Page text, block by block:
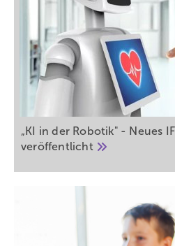
„KI in der Robotik" - Neues
veröffentlicht